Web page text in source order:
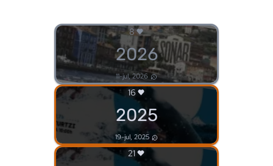
8
2026
11-jul, 2026
16
2025
19-jul, 2025
21